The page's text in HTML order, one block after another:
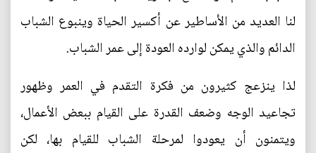
لنا العديد من الأساطير عن أكسير الحياة وينبوع الشباب
الدائم والذي يمكن لوارده العودة إلى عمر الشباب.
لذا ينزعج كثيرون من فكرة التقدم في العمر وظهور
تجاعيد الوجه وضعف القدرة على القيام ببعض الأعمال،
ويتمنون أن يعودوا لمرحلة الشباب للقيام بها، لكن